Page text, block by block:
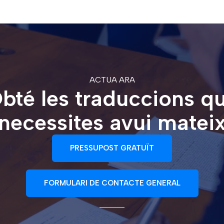
ACTUA ARA
les traduccions
avui
PRESSUPOST GRATUÏT
FORMULARI DE CONTACTE GENERAL